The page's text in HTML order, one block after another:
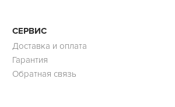
СЕРВИС
Доставка и оплата
Гарантия
Обратная связь